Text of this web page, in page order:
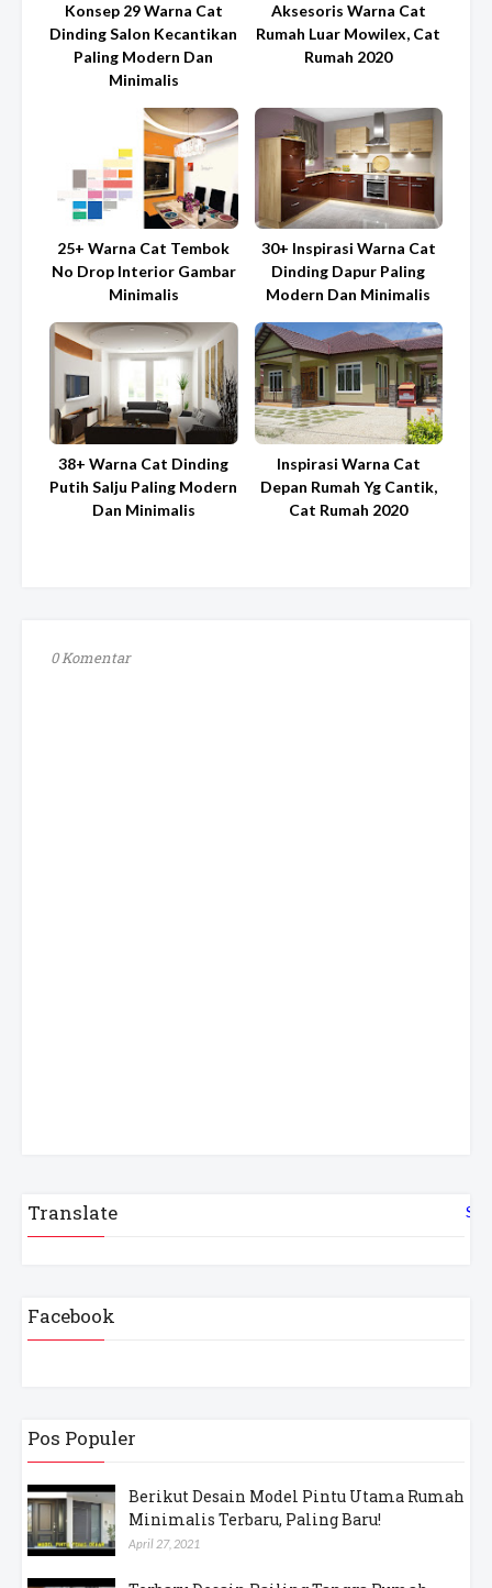
Konsep 29 Warna Cat
Dinding Salon Kecantikan
Paling Modern Dan
Minimalis
Aksesoris Warna Cat
Rumah Luar Mowilex, Cat
Rumah 2020
25+ Warna Cat Tembok
No Drop Interior Gambar
Minimalis
30+ Inspirasi Warna Cat
Dinding Dapur Paling
Modern Dan Minimalis
38+ Warna Cat Dinding
Putih Salju Paling Modern
Dan Minimalis
Inspirasi Warna Cat
Depan Rumah Yg Cantik,
Cat Rumah 2020
0 Komentar
Translate
Facebook
Pos Populer
Berikut Desain Model Pintu Utama Rumah
Minimalis Terbaru, Paling Baru!
April 27, 2021